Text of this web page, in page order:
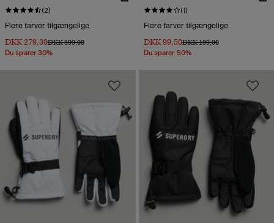
(2)
Flere farver tilgængelige
DKK 279,30Pris nedsat fra
DKK 399,00til
Du sparer 30%
(1)
Flere farver tilgængelige
DKK 99,50Pris nedsat fra
DKK 199,00til
Du sparer 50%